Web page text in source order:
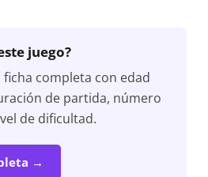
juego?
completa con edad
de partida, número
de dificultad.
→